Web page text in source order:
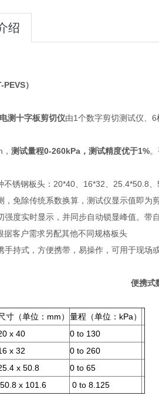
绍
PEVS）
测十字板剪切仪由1个数字剪切测试仪、
测试量程0-260kPa，测试精度优于1%
钢板头：20*40、16*32、25.4*50.8、
免除传统系数换算，测试仪显示值即为剪
度实时显示，并同步自动锁显峰值。带
客户需求另配其他不同规格板头
持式，方便携带，易操作，可用于现场或
便携式
寸（单位：mm） 量程（单位：kPa）
x 40
0 to 130
x 32
0 to 260
x 50.8
0 to 65
50.8 x 101.6 0 to 8.125